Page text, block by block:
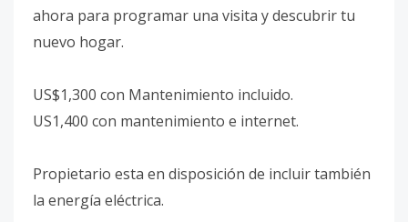
ahora para programar una visita y descubrir tu
nuevo hogar.
US$1,300 con Mantenimiento incluido.
US1,400 con mantenimiento e internet.
Propietario esta en disposición de incluir también
la energía eléctrica.